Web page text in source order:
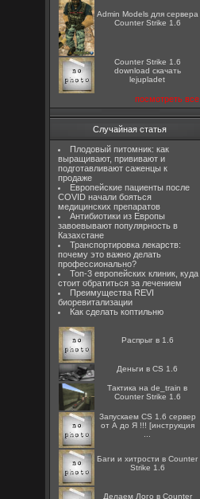
Admin Models для сервера
Counter Strike 1.6
Counter Strike 1.6
download скачать
lejupladet
посмотреть все
Случайная статья
Плодовый питомник: как
выращивают, прививают и
подготавливают саженцы к
продаже
Европейские пациенты после
COVID начали бояться
медицинских препаратов
Антибиотики из Европы
завоевывают популярность в
Казахстане
Транспортировка лекарств:
почему это важно делать
профессионально?
Топ-3 европейских клиник, куда
стоит обратиться за лечением
Преимущества REVI
биоревитализации
Как сделать коптильню
Распрыг в 1.6
Деньги в CS 1.6
Тактика на de_train в
Counter Strike 1.6
Запускаем CS 1.6 сервер
от А до Я !!! [инструкция
Баги и хитрости в Counter
Strike 1.6
Делаем Лого в Counter